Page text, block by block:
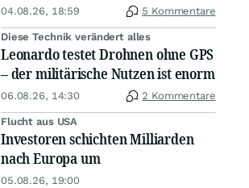
04.08.26, 18:59 5 Kommentare
Diese Technik verändert alles
Leonardo testet Drohnen ohne GPS
– der militärische Nutzen ist enorm
06.08.26, 14:30 2 Kommentare
Flucht aus USA
Investoren schichten Milliarden
nach Europa um
05.08.26, 19:00